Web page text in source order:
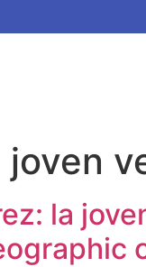
joven
la